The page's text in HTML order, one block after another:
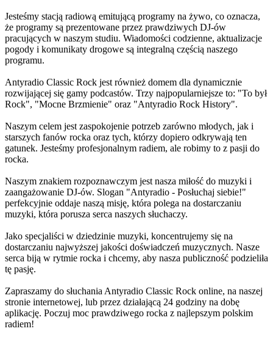
Jesteśmy stacją radiową emitującą programy na żywo, co oznacza,
że programy są prezentowane przez prawdziwych DJ-ów
pracujących w naszym studiu. Wiadomości codzienne, aktualizacje
pogody i komunikaty drogowe są integralną częścią naszego
programu.
Antyradio Classic Rock jest również domem dla dynamicznie
rozwijającej się gamy podcastów. Trzy najpopularniejsze to: "To był
Rock", "Mocne Brzmienie" oraz "Antyradio Rock History".
Naszym celem jest zaspokojenie potrzeb zarówno młodych, jak i
starszych fanów rocka oraz tych, którzy dopiero odkrywają ten
gatunek. Jesteśmy profesjonalnym radiem, ale robimy to z pasji do
rocka.
Naszym znakiem rozpoznawczym jest nasza miłość do muzyki i
zaangażowanie DJ-ów. Slogan "Antyradio - Posłuchaj siebie!"
perfekcyjnie oddaje naszą misję, która polega na dostarczaniu
muzyki, która porusza serca naszych słuchaczy.
Jako specjaliści w dziedzinie muzyki, koncentrujemy się na
dostarczaniu najwyższej jakości doświadczeń muzycznych. Nasze
serca biją w rytmie rocka i chcemy, aby nasza publiczność podzieliła
tę pasję.
Zapraszamy do słuchania Antyradio Classic Rock online, na naszej
stronie internetowej, lub przez działającą 24 godziny na dobę
aplikację. Poczuj moc prawdziwego rocka z najlepszym polskim
radiem!